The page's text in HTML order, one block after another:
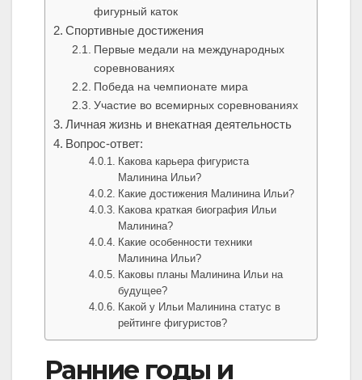
фигурный каток
Спортивные достижения
Первые медали на международных
соревнованиях
Победа на чемпионате мира
Участие во всемирных соревнованиях
Личная жизнь и внекатная деятельность
Вопрос-ответ:
Какова карьера фигуриста
Малинина Ильи?
Какие достижения Малинина Ильи?
Какова краткая биография Ильи
Малинина?
Какие особенности техники
Малинина Ильи?
Каковы планы Малинина Ильи на
будущее?
Какой у Ильи Малинина статус в
рейтинге фигуристов?
Ранние годы и